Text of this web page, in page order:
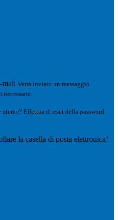
mail Verrà inviato un messaggio
Effettua il reset della password
la casella di posta elettronica!